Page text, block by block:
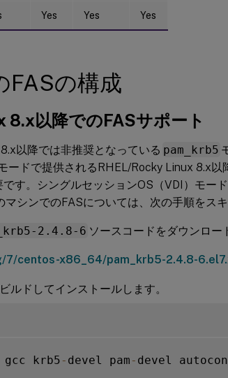
Yes Yes Yes
FASの構成
8.x以降でのFASサポート
以降では非推奨となっている pam_krb5
ードで提供されるRHEL/Rocky Linux 8.x以
す。シングルセッションOS（VDI）モー
シンでのFASについては、次の手順をスキ
2.4.8-6 ソースコードをダウンロー
7/centos-x86_64/pam_krb5-2.4.8-
ルドしてインストールします。
krb5 - devel pam - devel